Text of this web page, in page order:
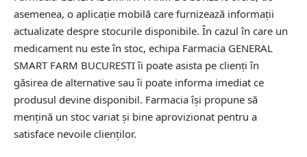
asemenea, o aplicație mobilă care furnizează informații
actualizate despre stocurile disponibile. În cazul în care un
medicament nu este în stoc, echipa Farmacia GENERAL
SMART FARM BUCURESTI îi poate asista pe clienți în
găsirea de alternative sau îi poate informa imediat ce
produsul devine disponibil. Farmacia își propune să
mențină un stoc variat și bine aprovizionat pentru a
satisface nevoile clienților.